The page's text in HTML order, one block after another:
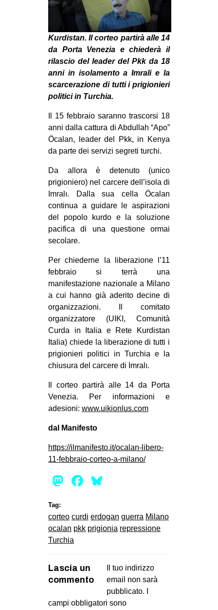
SPORT POPOLARE
MOVIMENTI
AMBIENTE
ANTIFASCISMO
DIRITTO ALL’ABITARE
GENERI
PRECARIATO
REPRESSIONE
CULTURE
ARTE
MANIFESTI
RECENSIONI
INTERNAZIONALE
AFRICA
AMERICHE
ESTREMO ORIENTE
MEDIO ORIENTE
MONDO
EVENTI
Fb
SEARCH
Kurdistan. Il corteo partirà alle 14
da Porta Venezia e chiederà il
rilascio del leader del Pkk da 18
anni in isolamento a Imrali e la
scarcerazione di tutti i prigionieri
politici in Turchia.
Il 15 febbraio saranno trascorsi 18
anni dalla cattura di Abdullah “Apo”
Öcalan, leader del Pkk, in Kenya
da parte dei servizi segreti turchi.
Da allora è detenuto (unico
prigioniero) nel carcere dell’isola di
Imralı. Dalla sua cella Öcalan
continua a guidare le aspirazioni
del popolo kurdo e la soluzione
pacifica di una questione ormai
secolare.
Per chiederne la liberazione l’11
febbraio si terrà una
manifestazione nazionale a Milano
a cui hanno già aderito decine di
organizzazioni. Il comitato
organizzatore (UIKI, Comunità
Curda in Italia e Rete Kurdistan
Italia) chiede la liberazione di tutti i
prigionieri politici in Turchia e la
chiusura del carcere di Imralı.
Il corteo partirà alle 14 da Porta
Venezia. Per informazioni e
adesioni: www.uikionlus.com
dal Manifesto
https://ilmanifesto.it/ocalan-libero-
11-febbraio-corteo-a-milano/
Mastodon
Facebook
Tag:
corteo curdi erdogan guerra Milano
ocalan pkk prigionia repressione
Turchia
Lascia un
commento
Il tuo indirizzo
email non sarà
pubblicato.
campi obbligatori sono